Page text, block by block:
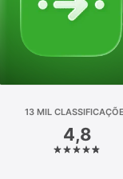
Jogos
Arcade
Pesquisa
Plataforma
13 MIL
4,8